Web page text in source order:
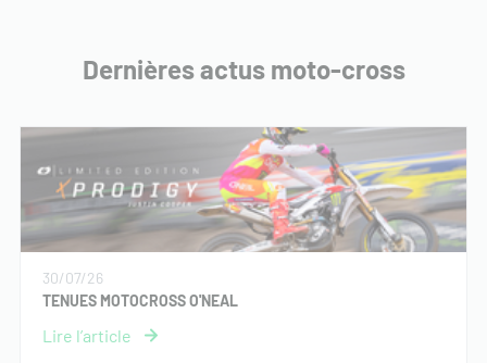
Dernières actus moto-cross
30/07/26
TENUES MOTOCROSS O'NEAL